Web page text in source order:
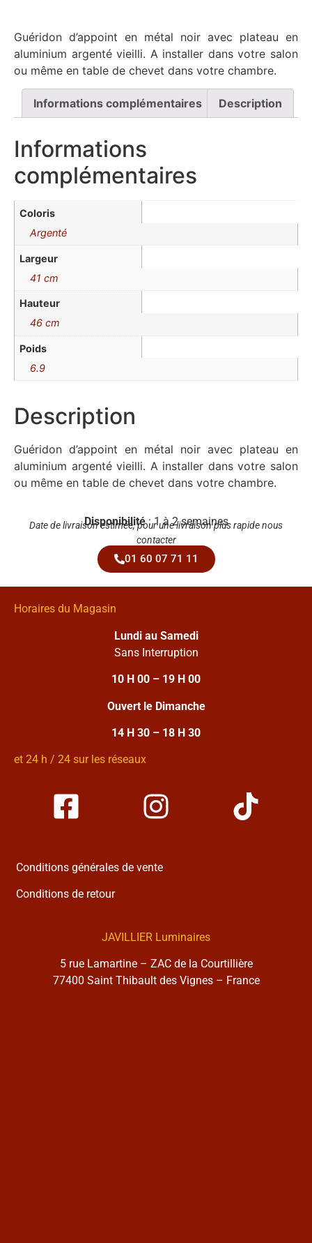
Guéridon d’appoint en métal noir avec plateau en
aluminium argenté vieilli. A installer dans votre salon
ou même en table de chevet dans votre chambre.
Informations complémentaires Description
Informations
complémentaires
Coloris
Argenté
Largeur
41 cm
Hauteur
46 cm
Poids
6.9
Description
Guéridon d’appoint en métal noir avec plateau en
aluminium argenté vieilli. A installer dans votre salon
ou même en table de chevet dans votre chambre.
Disponibilité: 1 à 2 semaines
Date de livraison estimée, pour une livraison plus rapide nous
contacter
01 60 07 71 11
Horaires du Magasin
Lundi au Samedi
Sans Interruption
10 H 00 – 19 H 00
Ouvert le Dimanche
14 H 30 – 18 H 30
et 24 h / 24 sur les réseaux
Conditions générales de vente
Conditions de retour
JAVILLIER Luminaires
5 rue Lamartine – ZAC de la Courtillière
77400 Saint Thibault des Vignes – France